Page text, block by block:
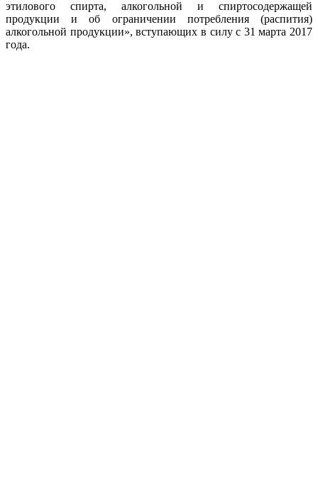
этилового спирта, алкогольной и спиртосодержащей
продукции и об ограничении потребления (распития)
алкогольной продукции», вступающих в силу с 31 марта 2017
года.